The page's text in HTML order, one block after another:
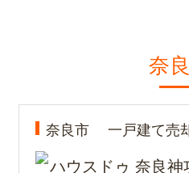
奈
奈良市 一戸建て売